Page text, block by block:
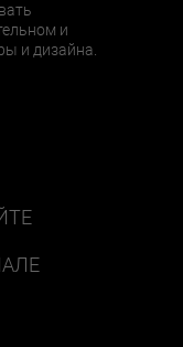
и
и дизайна.